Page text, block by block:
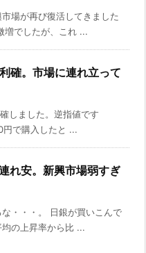
場が再び復活してきました
増でしたが、これ ...
確。市場に連れ立って
しました。逆指値です
で購入したと ...
れ安。新興市場弱すぎ
・・・。 日銀が買いこんで
の上昇率から比 ...